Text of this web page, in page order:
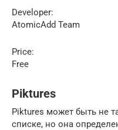
Developer:
AtomicAdd Team
Price:
Free
Piktures
Piktures может быть не
списке, но она